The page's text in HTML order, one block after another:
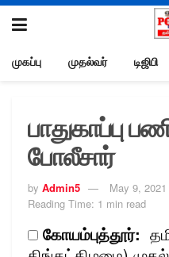
முகப்பு முதல்வர் டிஜிபி
பாதுகாப்பு
போலீசார்
by Admin5
May 9, 2021
Reading Time: 1 min read
கோயம்புத்தூர்: